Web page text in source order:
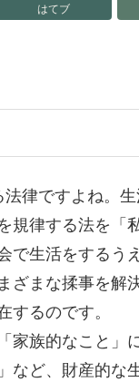
はてブ
律ですよね。
規律する法を
で生活をするう
ざまな揉事を
するのです。
族的なこと」
など、財産的な